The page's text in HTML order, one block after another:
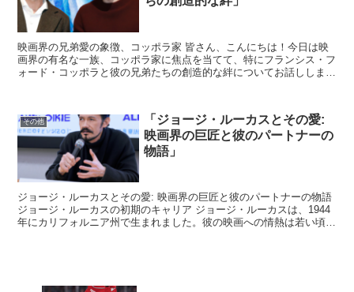
映画界の兄弟愛の象徴、コッポラ家 皆さん、こんにちは！今日は映
画界の有名な一族、コッポラ家に焦点を当てて、特にフランシス・フ
ォード・コッポラと彼の兄弟たちの創造的な絆についてお話ししま
その他
「ジョージ・ルーカスとその愛:
映画界の巨匠と彼のパートナーの
物語」
ジョージ・ルーカスとその愛: 映画界の巨匠と彼のパートナーの物語
ジョージ・ルーカスの初期のキャリア ジョージ・ルーカスは、1944
年にカリフォルニア州で生まれました。彼の映画への情熱は若い頃か